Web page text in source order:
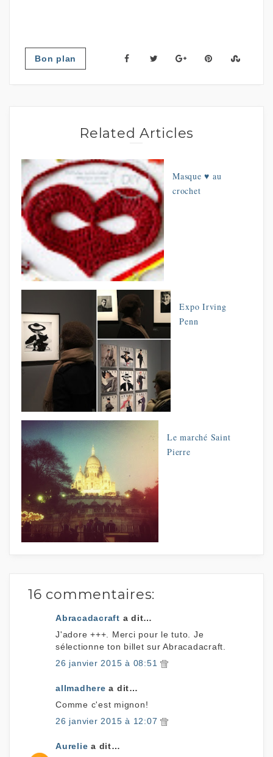
Bon plan
Related Articles
Masque ♥ au
crochet
Expo Irving
Penn
Le marché Saint
Pierre
16 commentaires:
Abracadacraft a dit…
J'adore +++. Merci pour le tuto. Je
sélectionne ton billet sur Abracadacraft.
26 janvier 2015 à 08:51
allmadhere a dit…
Comme c'est mignon!
26 janvier 2015 à 12:07
Aurelie a dit…